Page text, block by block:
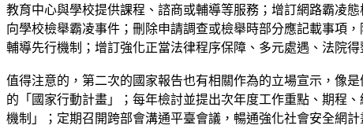
教育中心與學校提供課程、諮商或輔導等服務；增訂網路霸凌
向學校檢舉霸凌事件；刪除申請調查或檢舉時部分應記載事項
輔導先行機制；增訂強化正當法律程序保障、多元處遇、法院
值得注意的，第二次的國家報告也有相關作為的立場宣示，像
的「國家行動計畫」；每年檢討並提出次年度工作重點、期程
機制」；定期召開跨部會溝通平臺會議，暢通強化社會安全網